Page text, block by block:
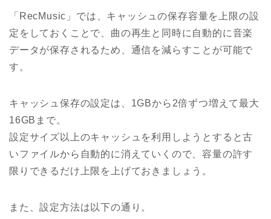
「RecMusic」では、キャッシュの保存容量を上限の設
定をしておくことで、曲の再生と同時に自動的に音楽
データが保存されるため、通信を減らすことが可能で
す。
キャッシュ保存の設定は、1GBから2倍ずつ増えて最大
16GBまで。
設定サイズ以上のキャッシュを利用しようとすると古
いファイルから自動的に消えていくので、容量の許す
限りできるだけ上限を上げておきましょう。
また、設定方法は以下の通り。